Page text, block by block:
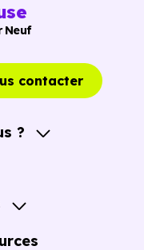
Neuf
contacter
?
neuf en VEFA